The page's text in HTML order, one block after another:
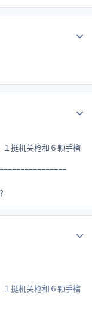
１挺机关枪和６颗手榴
１挺机关枪和６颗手榴